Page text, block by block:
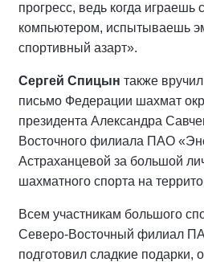
прогресс, ведь когда играешь
компьютером, испытываешь
спортивный азарт».
Сергей Спицын также
письмо Федерации шахмат
президента Александра
Восточного филиала ПАО
Астраханцевой за большой
шахматного спорта на
Всем участникам большого
Северо-Восточный филиал
подготовил сладкие подарки,